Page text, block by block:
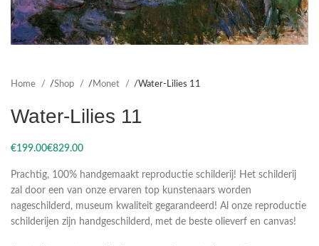
Home Shop Monet Water-Lilies 11
Water-Lilies 11
€ €
Prachtig, 100% handgemaakt reproductie schilderij! Het schilderij
zal door een van onze ervaren top kunstenaars worden
nageschilderd, museum kwaliteit gegarandeerd! Al onze reproductie
schilderijen zijn handgeschilderd, met de beste olieverf en canvas!